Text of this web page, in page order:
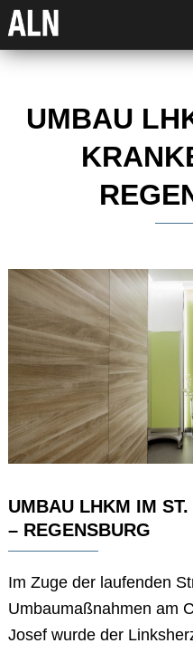
UMBAU
UMBAU LHKM IM
– REGENSBURG
Im Zuge der laufenden
Umbaumaßnahmen am
Josef wurde der